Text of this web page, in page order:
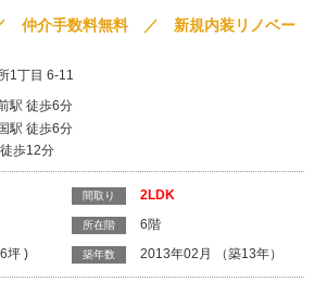
仲介手数料無料 ／ 新規内装リノベー
1丁目 6-11
駅 徒歩6分
駅 徒歩6分
歩12分
坪 )
間取り 2LDK
所在階 6階
築年数 2013年02月 （築13年）